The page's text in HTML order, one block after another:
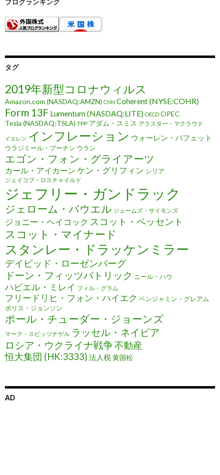
ブログランキング
タグ
2019年新型コロナウィルス
Amazon.com (NASDAQ:AMZN) CNN Coherent (NYSE:COHR)
Form 13F Lumentum (NASDAQ:LITE) OECD OPEC
Tesla (NASDAQ:TSLA) TPP アダム・スミス アラスター・マクラウド
イエレン インフレーション ウォーレン・バフェット
ウラジミール・プーチン ウラン
エゴン・フォン・グライアーツ
カール・アイカーン ケン・グリフィン シリア
ジェイコブ・ロスチャイルド
ジェフリー・ガンドラック
ジェローム・パウエル ジェームズ・サイモンズ
ジョニー・ヘイコック スコット・ベッセント
スコット・マイナード
スタンレー・ドラッケンミラー
デイビッド・ローゼンバーグ
ドーン・フィッツパトリック ニール・ハウ
ハビエル・ミレイ フィル・グラム
フリードリヒ・フォン・ハイエク ベンジャミン・グレアム
ボリス・ジョンソン
ポール・チューダー・ジョーンズ
マーク・スピッツナゲル ラッセル・ネイピア
ロシア・ウクライナ戦争不動産
恒大集団 (HK:3333) 法人税黄国松
AD